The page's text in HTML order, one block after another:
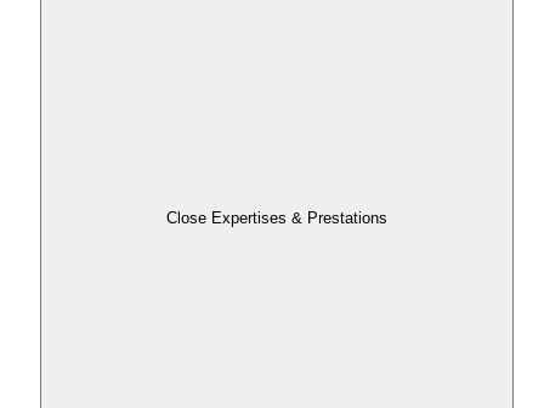
Close Expertises & Prestations